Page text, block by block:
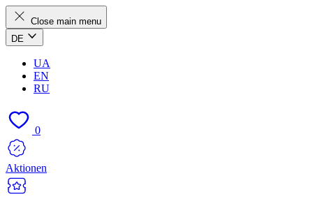
Close main menu
DE
UA
EN
RU
0
Aktionen